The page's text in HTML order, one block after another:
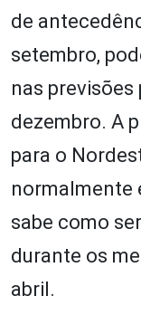
de
setembro,
nas
dezembro. A
para o
normalmente
sabe como
durante os
abril.